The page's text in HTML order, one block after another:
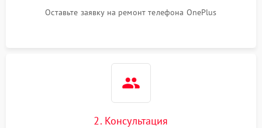
Оставьте заявку на ремонт телефона OnePlus
2. Консультация